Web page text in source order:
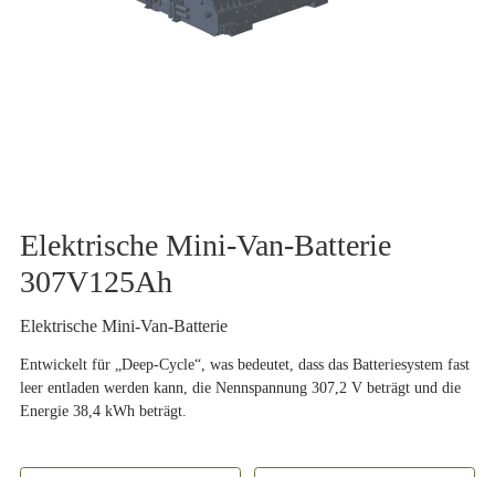
Elektrische Mini-Van-Batterie
307V125Ah
Elektrische Mini-Van-Batterie
Entwickelt für „Deep-Cycle“, was bedeutet, dass das Batteriesystem fast
leer entladen werden kann, die Nennspannung 307,2 V beträgt und die
Energie 38,4 kWh beträgt.